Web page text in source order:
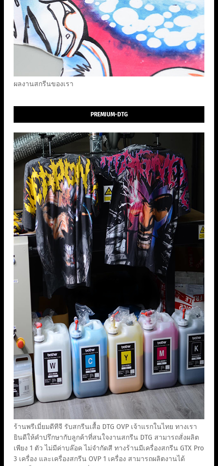
ผลงานสกรีนของเรา
PREMIUM-DTG
ร้านพรีเมี่ยมดีทีจี รับสกรีนเสื้อ DTG OVP เจ้าแรกในไทย ทางเรา
ยินดีให้คำปรึกษากับลูกค้าที่สนใจงานสกรีน DTG สามารถสั่งผลิต
เพียง 1 ตัว ไม่มีค่าบล๊อค ไม่จำกัดสี ทางร้านมีเครื่องสกรีน GTX Pro
3 เครื่อง และเครื่องสกรีน OVP 1 เครื่อง สามารถผลิตงานได้